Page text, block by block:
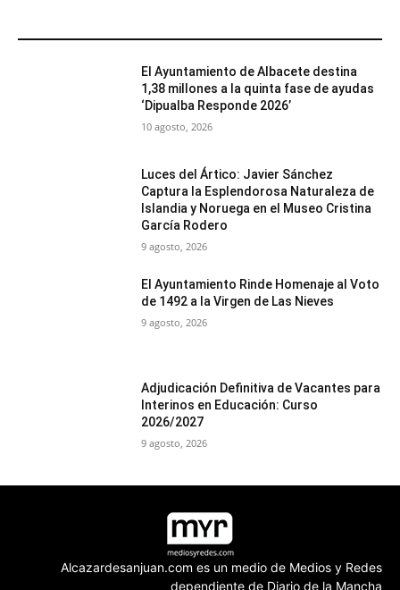
El Ayuntamiento de Albacete destina
1,38 millones a la quinta fase de ayudas
‘Dipualba Responde 2026’
10 agosto, 2026
Luces del Ártico: Javier Sánchez
Captura la Esplendorosa Naturaleza de
Islandia y Noruega en el Museo Cristina
García Rodero
9 agosto, 2026
El Ayuntamiento Rinde Homenaje al Voto
de 1492 a la Virgen de Las Nieves
9 agosto, 2026
Adjudicación Definitiva de Vacantes para
Interinos en Educación: Curso
2026/2027
9 agosto, 2026
Alcazardesanjuan.com es un medio de Medios y Redes
dependiente de Diario de la Mancha